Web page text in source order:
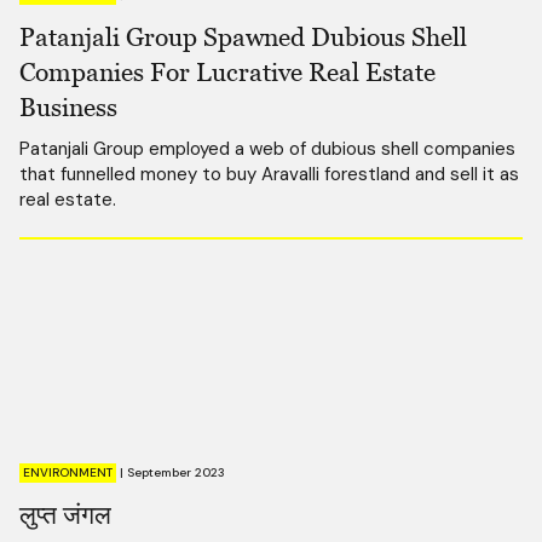
Patanjali Group Spawned Dubious Shell
Companies For Lucrative Real Estate
Business
Patanjali Group employed a web of dubious shell companies
that funnelled money to buy Aravalli forestland and sell it as
real estate.
ENVIRONMENT | September 2023
लुप्त जंगल